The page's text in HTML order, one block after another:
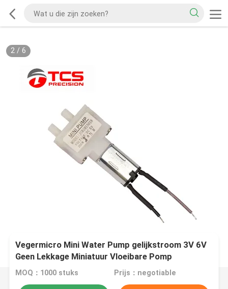
2/ 6
Vegermicro Mini Water Pump gelijkstroom 3V 6V
Geen Lekkage Miniatuur Vloeibare Pomp
MOQ：1000 stuks Prijs：negotiable